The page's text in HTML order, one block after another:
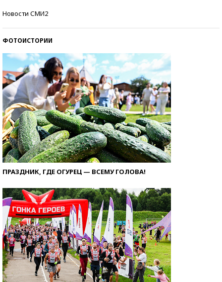
Новости СМИ2
ФОТОИСТОРИИ
ПРАЗДНИК, ГДЕ ОГУРЕЦ — ВСЕМУ ГОЛОВА!